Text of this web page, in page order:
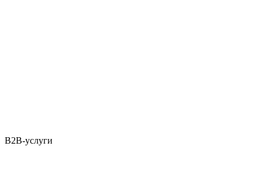
B2B-услуги